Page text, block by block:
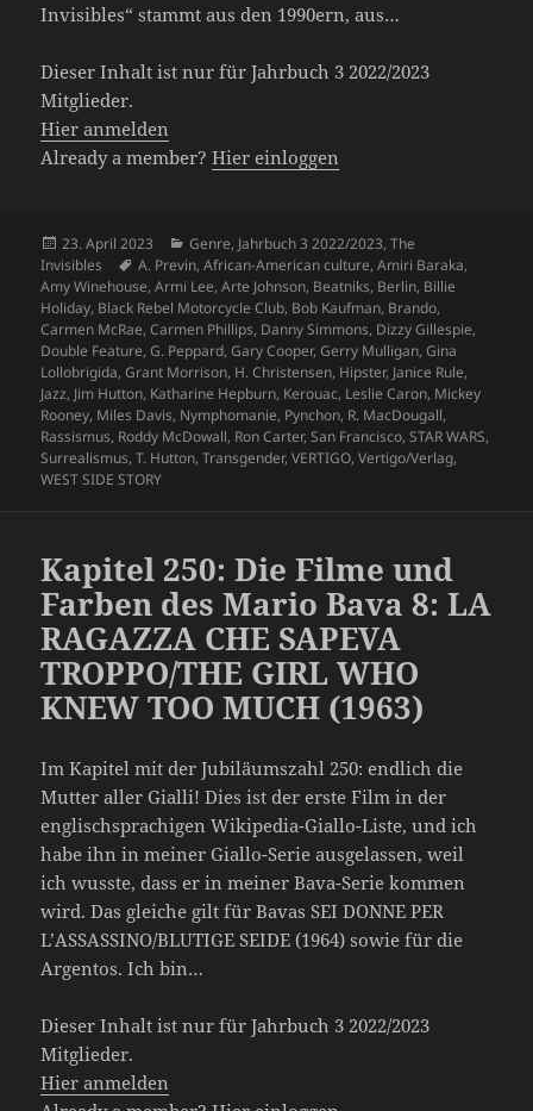
Invisibles“ stammt aus den 1990ern, aus…
Dieser Inhalt ist nur für Jahrbuch 3 2022/2023
Mitglieder.
Hier anmelden
Already a member?Hier einloggen
Veröffentlicht
am
23. April 2023 Kategorien
Genre, Jahrbuch 3 2022/2023,The
Invisibles
Schlagwörter
A. Previn,African-American culture,Amiri Baraka,
Amy Winehouse,Armi Lee,Arte Johnson, Beatniks, Berlin, Billie
Holiday, Black Rebel Motorcycle Club, Bob Kaufman, Brando,
Carmen McRae,Carmen Phillips, Danny Simmons, Dizzy Gillespie,
Double Feature,G. Peppard,Gary Cooper,Gerry Mulligan,Gina
Lollobrigida,Grant Morrison, H. Christensen, Hipster, Janice Rule,
Jazz, Jim Hutton, Katharine Hepburn, Kerouac, Leslie Caron, Mickey
Rooney, Miles Davis, Nymphomanie, Pynchon, R. MacDougall,
Rassismus, Roddy McDowall, Ron Carter,San Francisco,STAR WARS,
Surrealismus,T. Hutton,Transgender,VERTIGO,Vertigo/Verlag,
WEST SIDE STORY
Kapitel 250: Die Filme und
Farben des Mario Bava 8: LA
RAGAZZA CHE SAPEVA
TROPPO/THE GIRL WHO
KNEW TOO MUCH (1963)
Im Kapitel mit der Jubiläumszahl 250: endlich die
Mutter aller Gialli! Dies ist der erste Film in der
englischsprachigen Wikipedia-Giallo-Liste, und ich
habe ihn in meiner Giallo-Serie ausgelassen, weil
ich wusste, dass er in meiner Bava-Serie kommen
wird. Das gleiche gilt für Bavas SEI DONNE PER
L’ASSASSINO/BLUTIGE SEIDE (1964) sowie für die
Argentos. Ich bin…
Dieser Inhalt ist nur für Jahrbuch 3 2022/2023
Mitglieder.
Hier anmelden